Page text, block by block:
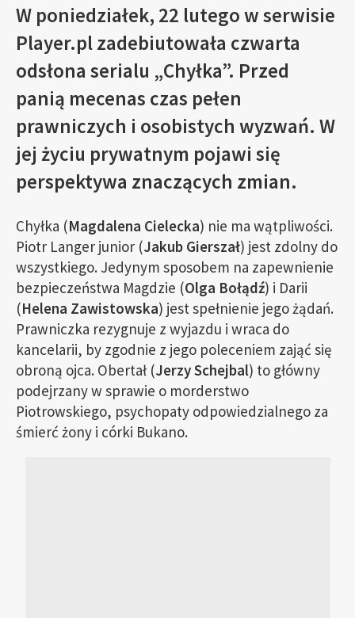
W poniedziałek, 22 lutego w serwisie
Player.pl zadebiutowała czwarta
odsłona serialu „Chyłka”. Przed
panią mecenas czas pełen
prawniczych i osobistych wyzwań. W
jej życiu prywatnym pojawi się
perspektywa znaczących zmian.
Chyłka (Magdalena Cielecka) nie ma wątpliwości.
Piotr Langer junior (Jakub Gierszał) jest zdolny do
wszystkiego. Jedynym sposobem na zapewnienie
bezpieczeństwa Magdzie (Olga Bołądź) i Darii
(Helena Zawistowska) jest spełnienie jego żądań.
Prawniczka rezygnuje z wyjazdu i wraca do
kancelarii, by zgodnie z jego poleceniem zająć się
obroną ojca. Obertał (Jerzy Schejbal) to główny
podejrzany w sprawie o morderstwo
Piotrowskiego, psychopaty odpowiedzialnego za
śmierć żony i córki Bukano.